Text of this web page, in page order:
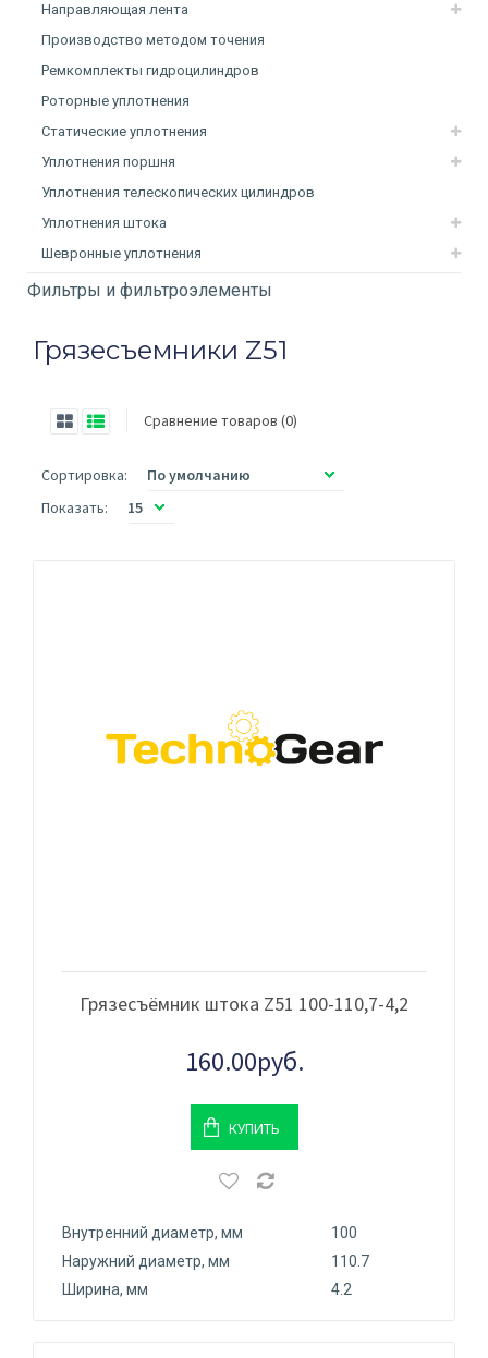
Направляющая лента
Производство методом точения
Ремкомплекты гидроцилиндров
Роторные уплотнения
Статические уплотнения
Уплотнения поршня
Уплотнения телескопических цилиндров
Уплотнения штока
Шевронные уплотнения
Фильтры и фильтроэлементы
Грязесъемники Z51
Сравнение товаров (0)
Сортировка:
Показать:
Грязесъёмник штока Z51 100-110,7-4,2
160.00руб.
КУПИТЬ
Внутренний диаметр, мм
100
Наружний диаметр, мм
110.7
Ширина, мм
4.2